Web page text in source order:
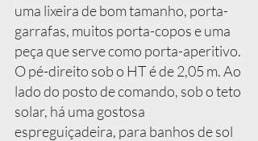
uma lixeira de bom tamanho, porta-
garrafas, muitos porta-copos e uma
peça que serve como porta-aperitivo.
O pé-direito sob o HT é de 2,05 m. Ao
lado do posto de comando, sob o teto
solar, há uma gostosa
espreguiçadeira, para banhos de sol